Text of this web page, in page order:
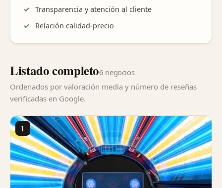
Transparencia y atención al cliente
Relación calidad-precio
Listado completo6 negocios
Ordenados por valoración media y número de reseñas
verificadas en Google.
1